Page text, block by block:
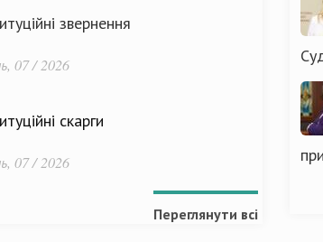
звернення
07 / 2026
скарги
07 / 2026
Переглянути всі